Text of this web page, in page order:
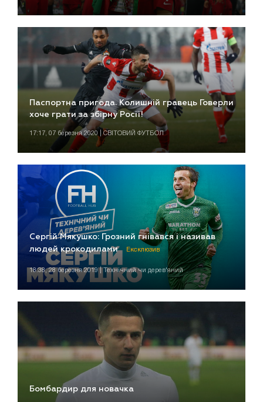
Паспортна пригода. Колишній гравець Говерли
хоче грати за збірну Росії!
17:17, 07 березня 2020 | СВІТОВИЙ ФУТБОЛ
Сергій Мякушко: Грозний гнівався і називав
людей крокодилами
Ексклюзив
18:38, 28 березня 2019 | Технічний чи дерев'яний
Бомбардир для новачка